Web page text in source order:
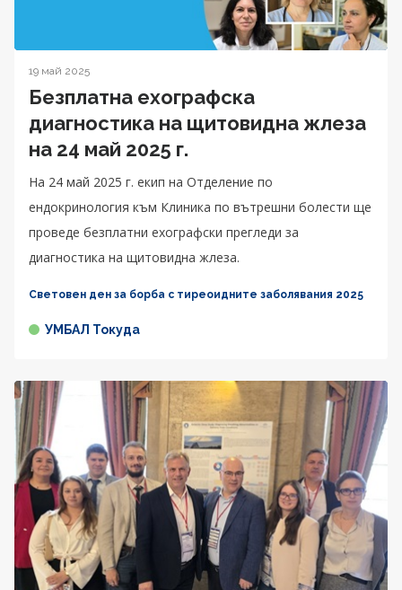
19 май 2025
Безплатна ехографска
диагностика на щитовидна жлеза
на 24 май 2025 г.
На 24 май 2025 г. екип на Отделение по
ендокринология към Клиника по вътрешни болести ще
проведе безплатни ехографски прегледи за
диагностика на щитовидна жлеза.
Световен ден за борба с тиреоидните заболявания 2025
УМБАЛ Токуда